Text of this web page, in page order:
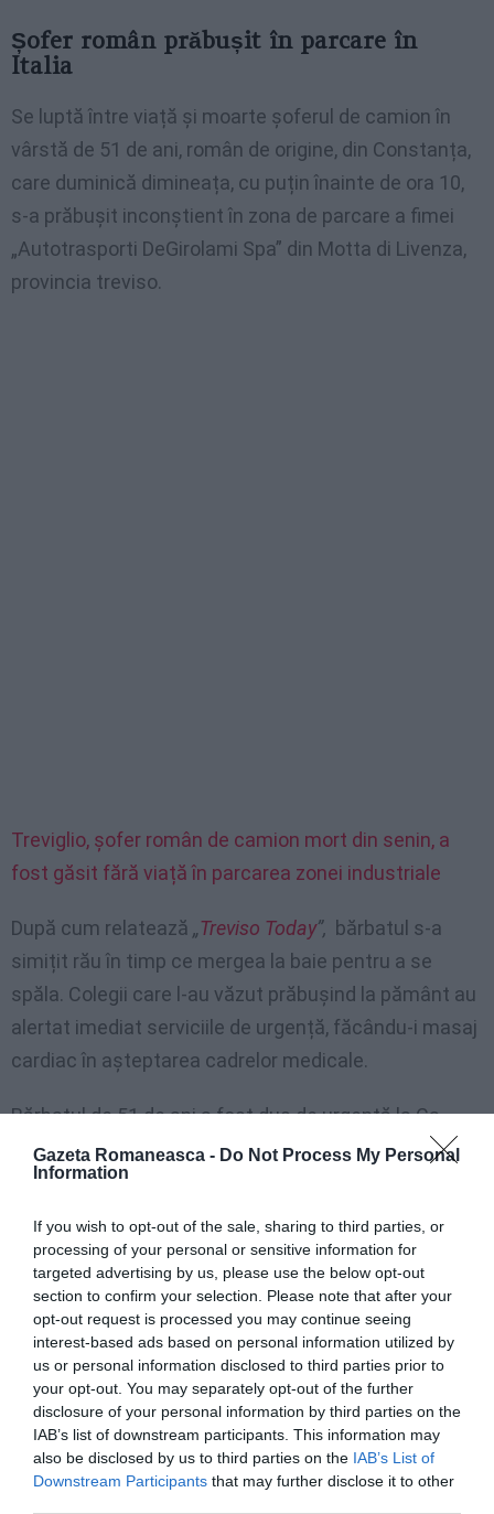
Gazeta Romaneasca - Do Not Process My Personal
Information
If you wish to opt-out of the sale, sharing to third parties, or
processing of your personal or sensitive information for
targeted advertising by us, please use the below opt-out
section to confirm your selection. Please note that after your
opt-out request is processed you may continue seeing
interest-based ads based on personal information utilized by
us or personal information disclosed to third parties prior to
your opt-out. You may separately opt-out of the further
disclosure of your personal information by third parties on the
IAB’s list of downstream participants. This information may
also be disclosed by us to third parties on the IAB’s List of
Downstream Participants that may further disclose it to other
Șofer român prăbușit în parcare în
Italia
Se luptă între viață și moarte șoferul de camion în
vârstă de 51 de ani, român de origine, din Constanța,
care duminică dimineața, cu puțin înainte de ora 10,
s-a prăbușit inconștient în zona de parcare a fimei
„Autotrasporti DeGirolami Spa” din Motta di Livenza,
provincia treviso.
Treviglio, șofer român de camion mort din senin, a
fost găsit fără viață în parcarea zonei industriale
După cum relatează „Treviso Today”, bărbatul s-a
simițit rău în timp ce mergea la baie pentru a se
spăla. Colegii care l-au văzut prăbușind la pământ au
alertat imediat serviciile de urgență, făcându-i masaj
cardiac în așteptarea cadrelor medicale.
Bărbatul de 51 de ani a fost dus de urgență la Ca
‘Foncello, unde se află în prezent în stare
critică. Sâmbătă, cu o zi înainte de îmbolnăvire, A.S.
ziua prin Ungaria și Slovenia până a ajuns la Motta di
Livenza.
Pe timpul nopții dormise liniștit în camionul din zona
de odihnă a companiei. Duminica dimineață,
tragedia. La fața locului a intervenit salvarea cu
elicopterul de la Padova, al cărei personal l-a
reanimat la fața locului pe bărbatul de 51 de ani